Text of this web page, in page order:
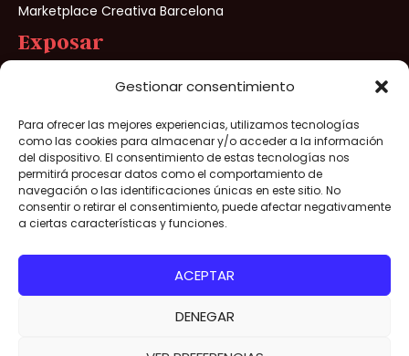
Gestionar consentimiento
Para ofrecer las mejores experiencias, utilizamos tecnologías
como las cookies para almacenar y/o acceder a la información
del dispositivo. El consentimiento de estas tecnologías nos
permitirá procesar datos como el comportamiento de
navegación o las identificaciones únicas en este sitio. No
consentir o retirar el consentimiento, puede afectar negativamente
a ciertas características y funciones.
ACEPTAR
DENEGAR
Marketplace Creativa Barcelona
Exposar
Preinscripció a Creativa Barcelona
Creativa Barcelona® 2026- Tots els drets reservats –
Avís legal/Politica de Privacitat/Politica de cookies/Condicions
de venda
Aconsegueix la teva
entrada per a Creativa